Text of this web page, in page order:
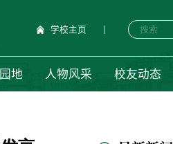
学校主页
地 人物风采 校友动态